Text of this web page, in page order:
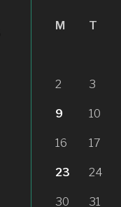
M T
2 3
9 10
16 17
23 24
30 31